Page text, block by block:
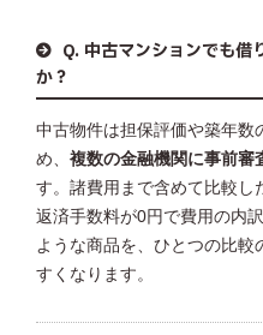
Q. 中古マンションでも借
か？
中古物件は担保評価や築年数
め、 複数の金融機関に事前審
す。諸費用まで含めて比較し
返済手数料が0円で費用の内
ような商品を、ひとつの比
すくなります。